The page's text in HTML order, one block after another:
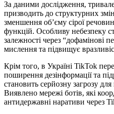
За даними дослідження,
призводить до структурних
зменшення об’єму сірої
функцій. Особливу небезпеку
залежності через “дофамінові
мислення та підвищує
Крім того, в Україні TikTok
поширення дезінформації та
становить серйозну загрозу
Виявлено мережі ботів, які
антидержавні наративи через